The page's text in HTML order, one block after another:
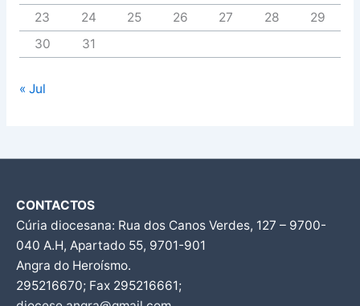
23
24 25 26 27 28
29
30
31
« Jul
CONTACTOS
Cúria diocesana: Rua dos Canos Verdes, 127 – 9700-
040 A.H, Apartado 55, 9701-901
Angra do Heroísmo.
295216670; Fax 295216661;